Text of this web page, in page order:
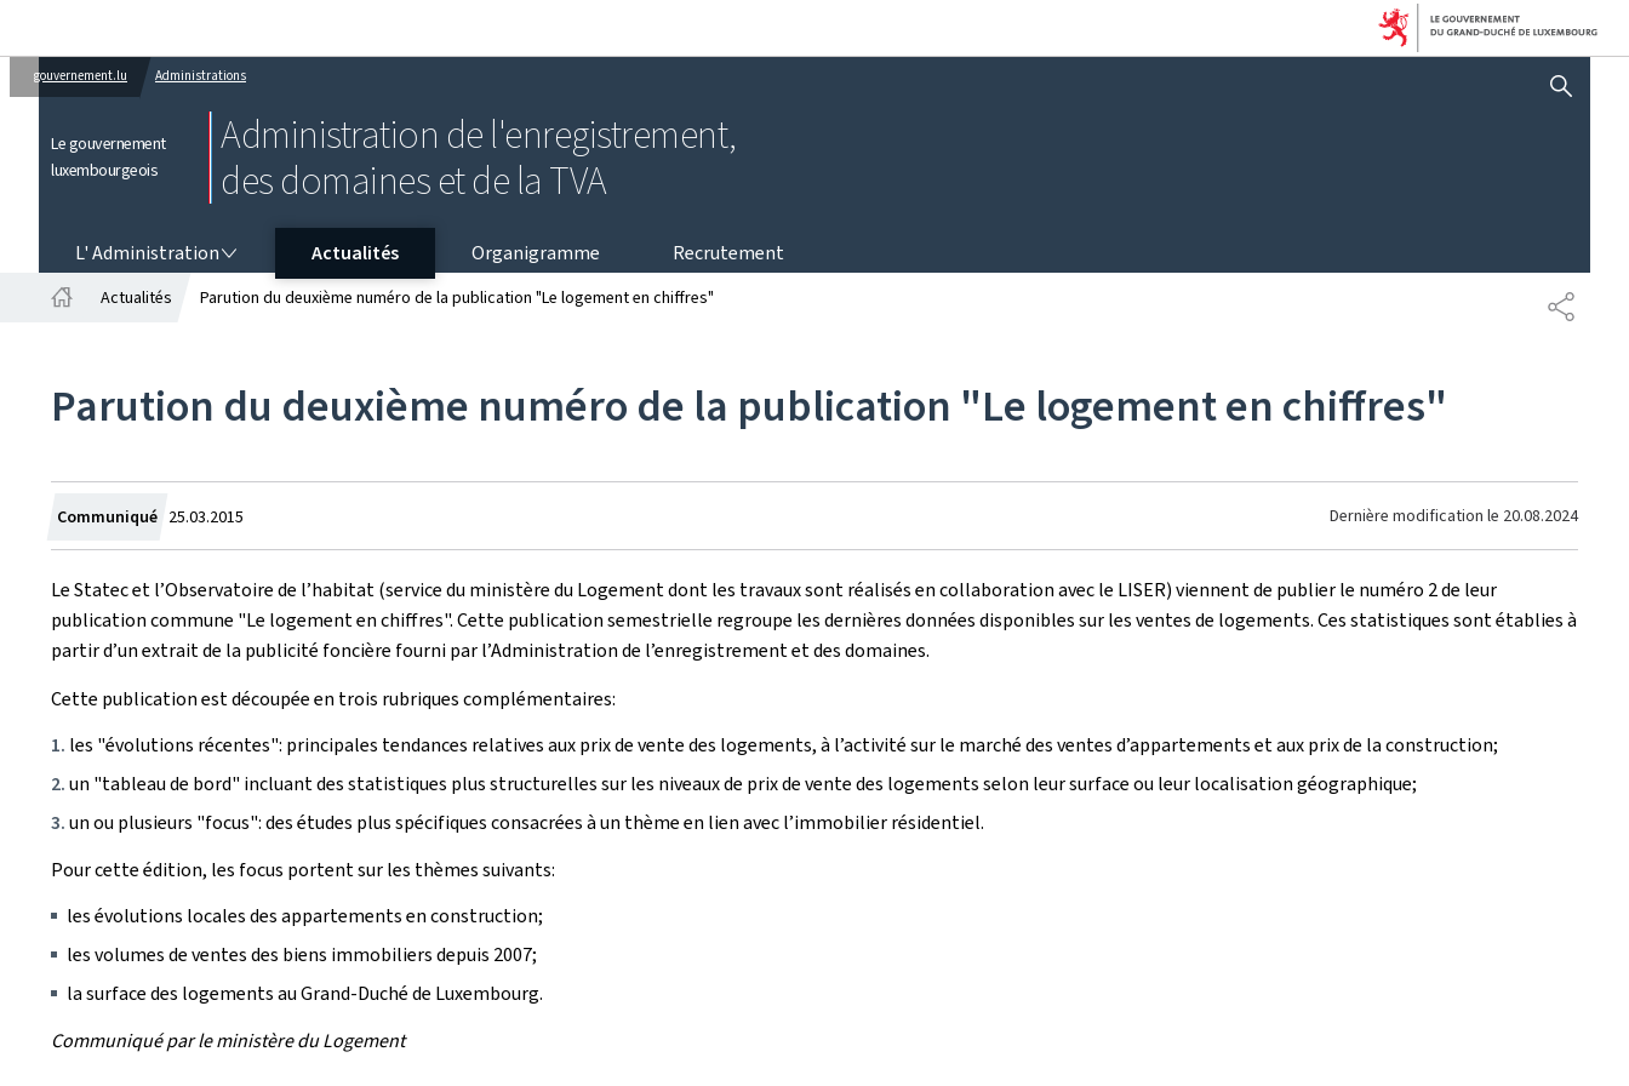
gouvernement.lu Administrations
Le gouvernement
luxembourgeois
Administration de l'enregistrement,
des domaines et de la TVA
AFFICHER / MASQUER
L' Administration Actualités Organigramme
Recrutement
Actualités Parution du deuxième numéro de la publication "Le logement en chiffres"
Parution du deuxième numéro de la publication "Le logement en chiffres"
Communiqué Crée
le
25.03.2015 Dernière modification le 20.08.2024
Le Statec et l’Observatoire de l’habitat (service du ministère du Logement dont les travaux sont réalisés en collaboration avec le LISER) viennent de publier le numéro 2 de leur
publication commune "Le logement en chiffres". Cette publication semestrielle regroupe les dernières données disponibles sur les ventes de logements. Ces statistiques sont établies à
partir d’un extrait de la publicité foncière fourni par l’Administration de l’enregistrement et des domaines.
Cette publication est découpée en trois rubriques complémentaires:
les "évolutions récentes": principales tendances relatives aux prix de vente des logements, à l’activité sur le marché des ventes d’appartements et aux prix de la construction;
un "tableau de bord" incluant des statistiques plus structurelles sur les niveaux de prix de vente des logements selon leur surface ou leur localisation géographique;
un ou plusieurs "focus": des études plus spécifiques consacrées à un thème en lien avec l’immobilier résidentiel.
Pour cette édition, les focus portent sur les thèmes suivants:
les évolutions locales des appartements en construction;
les volumes de ventes des biens immobiliers depuis 2007;
la surface des logements au Grand-Duché de Luxembourg.
Communiqué par le ministère du Logement